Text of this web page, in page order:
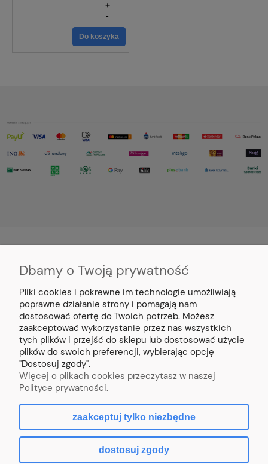
-
+
Do koszyka
MOJE KONTO
PŁATNOŚCI I DOSTAWA
INFORMACJE
O NAS
Dbamy o Twoją prywatność
Pliki cookies i pokrewne im technologie umożliwiają
poprawne działanie strony i pomagają nam
dostosować ofertę do Twoich potrzeb. Możesz
zaakceptować wykorzystanie przez nas wszystkich
tych plików i przejść do sklepu lub dostosować użycie
plików do swoich preferencji, wybierając opcję
"Dostosuj zgody".
Więcej o plikach cookies przeczytasz w naszej
Polityce prywatności.
zaakceptuj tylko niezbędne
dostosuj zgody